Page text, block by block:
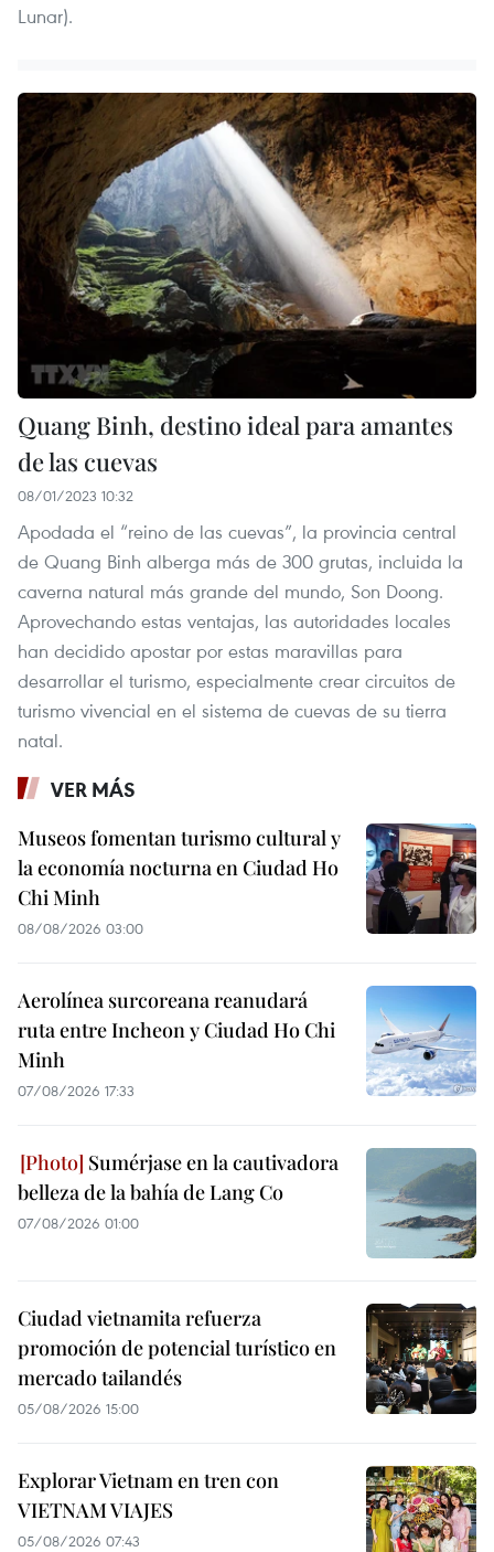
Lunar).
Quang Binh, destino ideal para amantes
de las cuevas
08/01/2023 10:32
Apodada el “reino de las cuevas”, la provincia central
de Quang Binh alberga más de 300 grutas, incluida la
caverna natural más grande del mundo, Son Doong.
Aprovechando estas ventajas, las autoridades locales
han decidido apostar por estas maravillas para
desarrollar el turismo, especialmente crear circuitos de
turismo vivencial en el sistema de cuevas de su tierra
natal.
VER MÁS
Museos fomentan turismo cultural y
la economía nocturna en Ciudad Ho
Chi Minh
08/08/2026 03:00
Aerolínea surcoreana reanudará
ruta entre Incheon y Ciudad Ho Chi
Minh
07/08/2026 17:33
Sumérjase en la cautivadora
belleza de la bahía de Lang Co
07/08/2026 01:00
Ciudad vietnamita refuerza
promoción de potencial turístico en
mercado tailandés
05/08/2026 15:00
Explorar Vietnam en tren con
VIETNAM VIAJES
05/08/2026 07:43